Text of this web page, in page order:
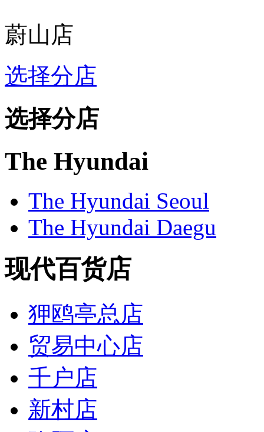
蔚山店
选择分店
选择分店
The Hyundai
The Hyundai Seoul
The Hyundai Daegu
现代百货店
狎鸥亭总店
贸易中心店
千户店
新村店